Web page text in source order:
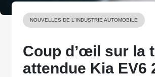
NOUVELLES DE L'INDUSTRIE AUTOMOBILE
Coup d’œil sur la
attendue Kia EV6